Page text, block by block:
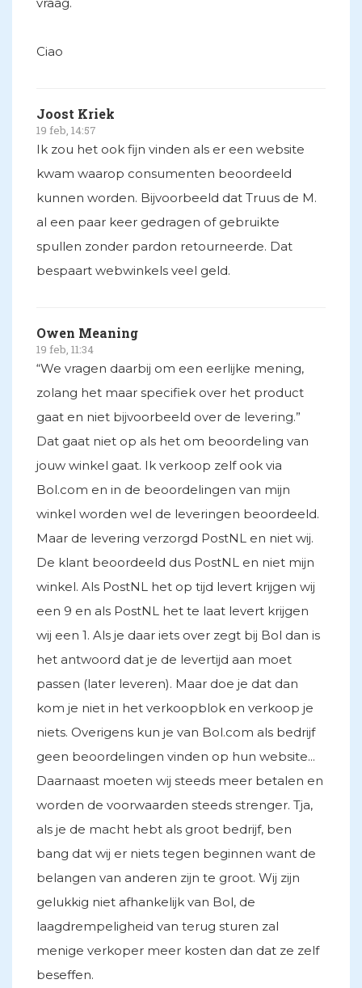
Ciao
Joost Kriek
19 feb, 14:57
Ik zou het ook fijn vinden als er een website
kwam waarop consumenten beoordeeld
kunnen worden. Bijvoorbeeld dat Truus de M.
al een paar keer gedragen of gebruikte
spullen zonder pardon retourneerde. Dat
bespaart webwinkels veel geld.
Owen Meaning
19 feb, 11:34
“We vragen daarbij om een eerlijke mening,
zolang het maar specifiek over het product
gaat en niet bijvoorbeeld over de levering.”
Dat gaat niet op als het om beoordeling van
jouw winkel gaat. Ik verkoop zelf ook via
Bol.com en in de beoordelingen van mijn
winkel worden wel de leveringen beoordeeld.
Maar de levering verzorgd PostNL en niet wij.
De klant beoordeeld dus PostNL en niet mijn
winkel. Als PostNL het op tijd levert krijgen wij
een 9 en als PostNL het te laat levert krijgen
wij een 1. Als je daar iets over zegt bij Bol dan is
het antwoord dat je de levertijd aan moet
passen (later leveren). Maar doe je dat dan
kom je niet in het verkoopblok en verkoop je
niets. Overigens kun je van Bol.com als bedrijf
geen beoordelingen vinden op hun website...
Daarnaast moeten wij steeds meer betalen en
worden de voorwaarden steeds strenger. Tja,
als je de macht hebt als groot bedrijf, ben
bang dat wij er niets tegen beginnen want de
belangen van anderen zijn te groot. Wij zijn
gelukkig niet afhankelijk van Bol, de
laagdrempeligheid van terug sturen zal
menige verkoper meer kosten dan dat ze zelf
beseffen.